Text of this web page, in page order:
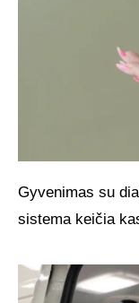
Gyvenimas su
sistema keičia